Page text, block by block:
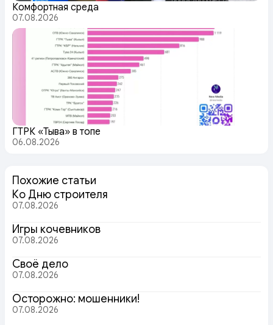
Комфортная среда
07.08.2026
ГТРК «Тыва» в топе
06.08.2026
Похожие статьи
Ко Дню строителя
07.08.2026
Игры кочевников
07.08.2026
Своё дело
07.08.2026
Осторожно: мошенники!
07.08.2026